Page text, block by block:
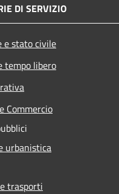
DI SERVIZIO
e stato civile
tempo libero
Commercio
urbanistica
trasporti